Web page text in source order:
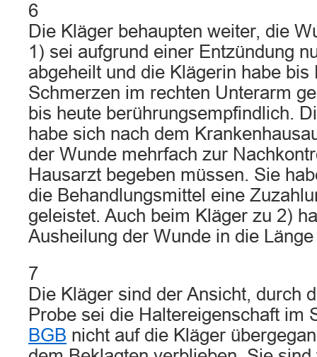
6
Die Kläger behaupten weiter, die
1) sei aufgrund einer Entzündung
abgeheilt und die Klägerin habe bis
Schmerzen im rechten Unterarm
bis heute berührungsempfindlich.
habe sich nach dem
der Wunde mehrfach zur
Hausarzt begeben müssen. Sie
die Behandlungsmittel eine
geleistet. Auch beim Kläger zu 2)
Ausheilung der Wunde in die
7
Die Kläger sind der Ansicht, durch
Probe sei die Haltereigenschaft im
BGB nicht auf die Kläger